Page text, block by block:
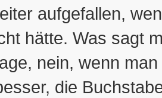
aufgefallen,
hätte. Was sagt
nein, wenn
die